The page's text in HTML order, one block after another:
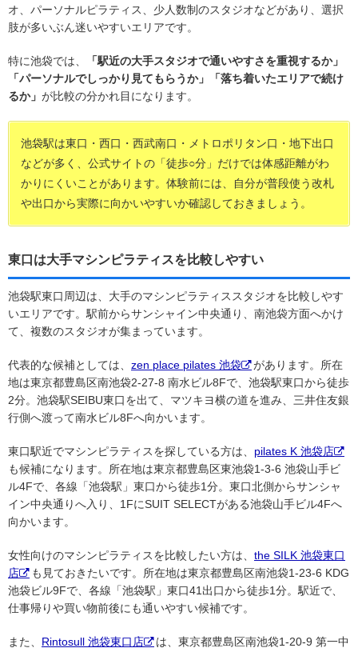
オ、パーソナルピラティス、少人数制のスタジオなどがあり、選択
肢が多いぶん迷いやすいエリアです。
特に池袋では、
「駅近の大手スタジオで通いやすさを重視するか」
「パーソナルでしっかり見てもらうか」「落ち着いたエリアで続け
るか」 が比較の分かれ目になります。
池袋駅は東口・西口・西武南口・メトロポリタン口・地下出口
などが多く、公式サイトの「徒歩○分」だけでは体感距離がわ
かりにくいことがあります。体験前には、自分が普段使う改札
や出口から実際に向かいやすいか確認しておきましょう。
東口は大手マシンピラティスを比較しやすい
池袋駅東口周辺は、大手のマシンピラティススタジオを比較しやす
いエリアです。駅前からサンシャイン中央通り、南池袋方面へかけ
て、複数のスタジオが集まっています。
代表的な候補としては、 zen place pilates 池袋
があります。所在
地は東京都豊島区南池袋2-27-8 南水ビル8Fで、池袋駅東口から徒歩
2分。池袋駅SEIBU東口を出て、マツキヨ横の道を進み、三井住友銀
行側へ渡って南水ビル8Fへ向かいます。
東口駅近でマシンピラティスを探している方は、 pilates K 池袋店
も候補になります。所在地は東京都豊島区東池袋1-3-6 池袋山手ビ
ル4Fで、各線「池袋駅」東口から徒歩1分。東口北側からサンシャ
イン中央通りへ入り、1FにSUIT SELECTがある池袋山手ビル4Fへ
向かいます。
女性向けのマシンピラティスを比較したい方は、 the SILK 池袋東口
店
も見ておきたいです。所在地は東京都豊島区南池袋1-23-6 KDG
池袋ビル9Fで、各線「池袋駅」東口41出口から徒歩1分。駅近で、
仕事帰りや買い物前後にも通いやすい候補です。
また、 Rintosull 池袋東口店
は、東京都豊島区南池袋1-20-9 第一中